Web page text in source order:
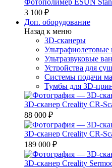
Фотополимер ESUN
3 100 ₽
Доп. оборудование
Назад к меню
3D-сканеры
Ультрафиолетовые
Ультразвуковые
Устройства для
Системы подачи
Тумбы для 3D-
3D-сканер Creality CR-
88 000 ₽
3D-сканер Creality CR-
189 000 ₽
3D-сканер Creality